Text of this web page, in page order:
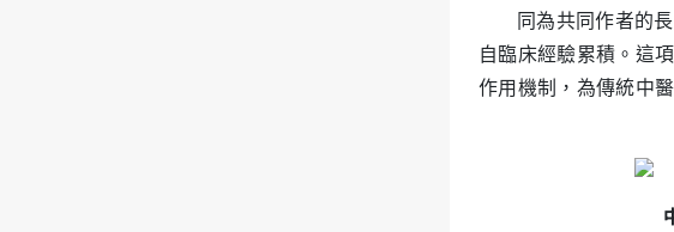
同為共同作者的
自臨床經驗累積。這
作用機制，為傳統中